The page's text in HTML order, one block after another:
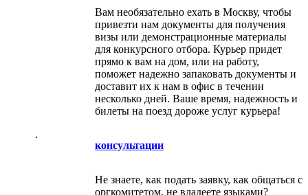
Вам необязательно ехать в Москву, чтобы
привезти нам документы для получения
визы или демонстрационные материалы
для конкурсного отбора. Курьер придет
прямо к вам на дом, или на работу,
поможет надежно запаковать документы и
доставит их к нам в офис в течении
несколько дней. Ваше время, надежность и
билеты на поезд дороже услуг курьера!
консультации
Не знаете, как подать заявку, как общаться с
оргкомитетом, не владеете языками?